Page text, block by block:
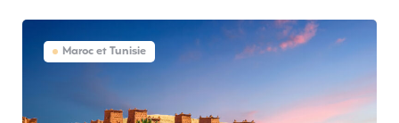
Maroc et Tunisie